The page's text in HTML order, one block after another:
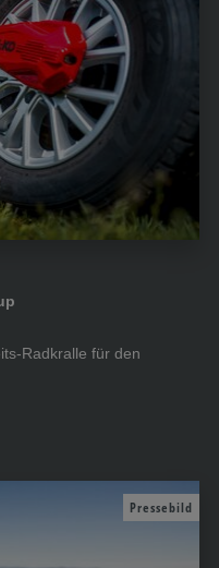
Radkralle für den
Pressebild